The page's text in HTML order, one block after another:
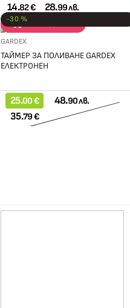
14.82 € 28.99 лв.
РАЗПРОДАЖБА
-30 %
GARDEX
ТАЙМЕР ЗА ПОЛИВАНЕ GARDEX
ЕЛЕКТРОНЕН
25.00 € 48.90 лв.
35.79 €